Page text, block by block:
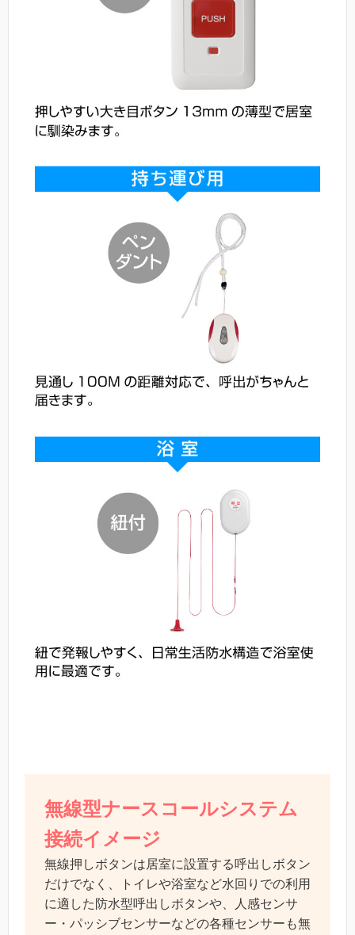
無線型ナースコールシステム
接続イメージ
無線押しボタンは居室に設置する呼出しボタン
だけでなく、トイレや浴室など水回りでの利用
に適した防水型呼出しボタンや、人感センサ
ー・パッシブセンサーなどの各種センサーも無